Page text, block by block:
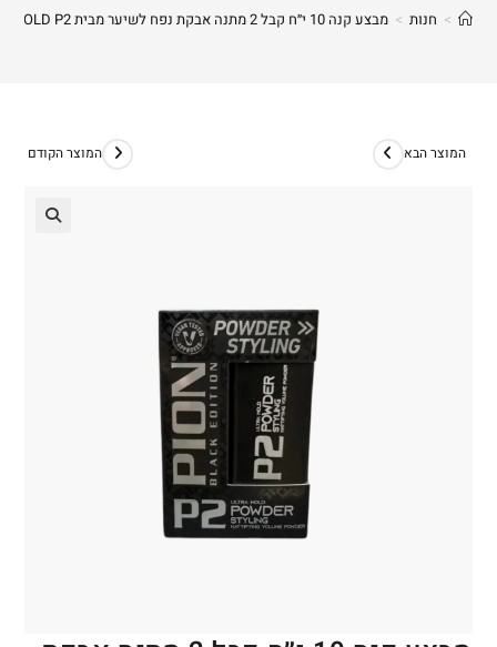
> חנות > מבצע קנה 10 י״ח קבל 2 מתנה אבקת נפח לשיער מבית PION ULTRA HOLD P2!!
המוצר הקודם המוצר הבא